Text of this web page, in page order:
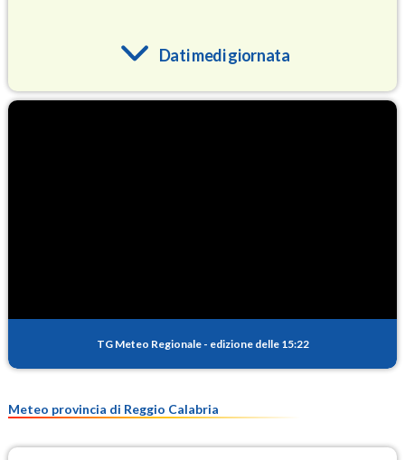
Dati medi giornata
PM25
TG Meteo Regionale - edizione delle 15:22
Meteo provincia di Reggio Calabria